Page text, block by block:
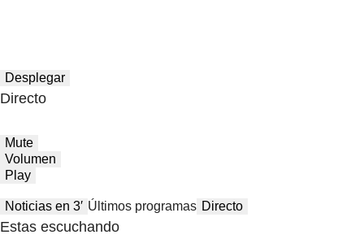
Desplegar
Directo
Mute
Volumen
Play
Noticias en 3′ Últimos programas Directo
Estas escuchando